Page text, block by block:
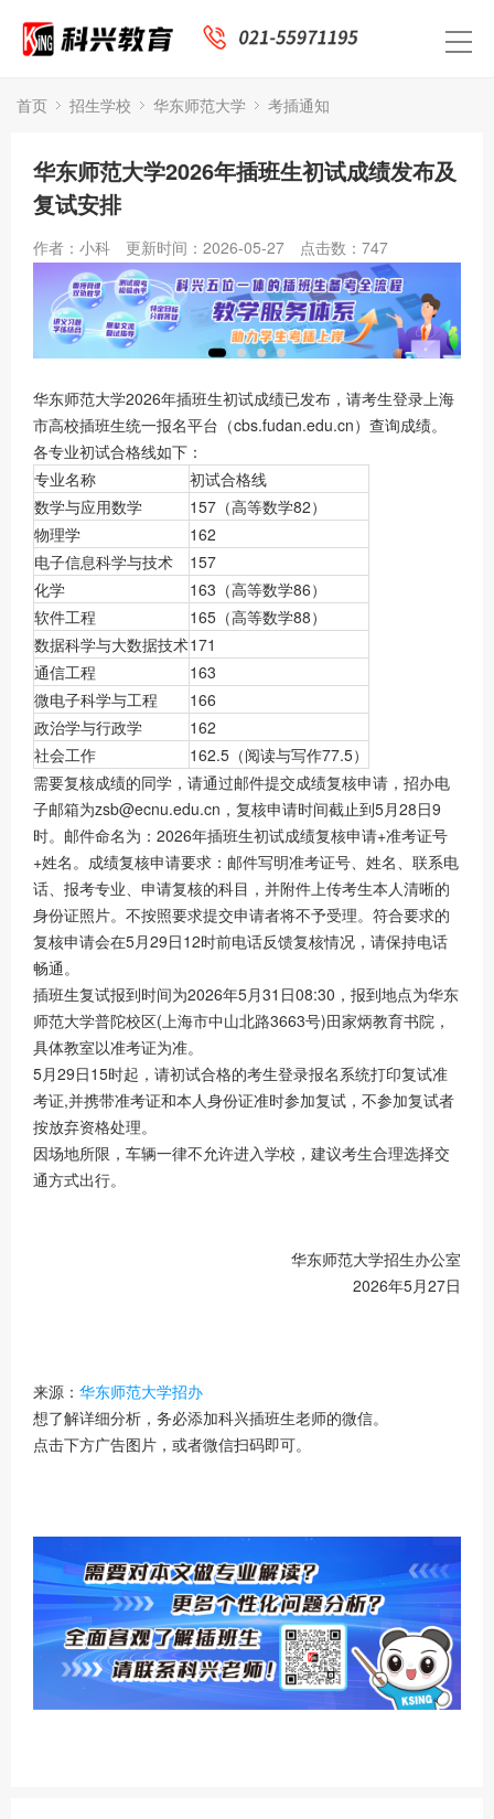
首页 招生学校 华东师范大学 考插通知
华东师范大学2026年插班生初试成绩发布及
复试安排
作者：小科 更新时间：2026-05-27 点击数： 747
华东师范大学2026年插班生初试成绩已发布，请考生登录上海
市高校插班生统一报名平台（cbs.fudan.edu.cn）查询成绩。
各专业初试合格线如下：
专业名称
初试合格线
数学与应用数学
157（高等数学82）
物理学
162
电子信息科学与技术
157
化学
163（高等数学86）
软件工程
165（高等数学88）
数据科学与大数据技术171
通信工程
163
微电子科学与工程
166
政治学与行政学
162
社会工作
162.5（阅读与写作77.5）
需要复核成绩的同学，请通过邮件提交成绩复核申请，招办电
子邮箱为zsb@ecnu.edu.cn，复核申请时间截止到5月28日9
时。邮件命名为：2026年插班生初试成绩复核申请+准考证号
+姓名。成绩复核申请要求：邮件写明准考证号、姓名、联系电
话、报考专业、申请复核的科目，并附件上传考生本人清晰的
身份证照片。不按照要求提交申请者将不予受理。符合要求的
复核申请会在5月29日12时前电话反馈复核情况，请保持电话
畅通。
插班生复试报到时间为2026年5月31日08:30，报到地点为华东
师范大学普陀校区(上海市中山北路3663号)田家炳教育书院，
具体教室以准考证为准。
5月29日15时起，请初试合格的考生登录报名系统打印复试准
考证,并携带准考证和本人身份证准时参加复试，不参加复试者
按放弃资格处理。
因场地所限，车辆一律不允许进入学校，建议考生合理选择交
通方式出行。
华东师范大学招生办公室
2026年5月27日
来源： 华东师范大学招办
想了解详细分析，务必添加科兴插班生老师的微信。
点击下方广告图片，或者微信扫码即可。